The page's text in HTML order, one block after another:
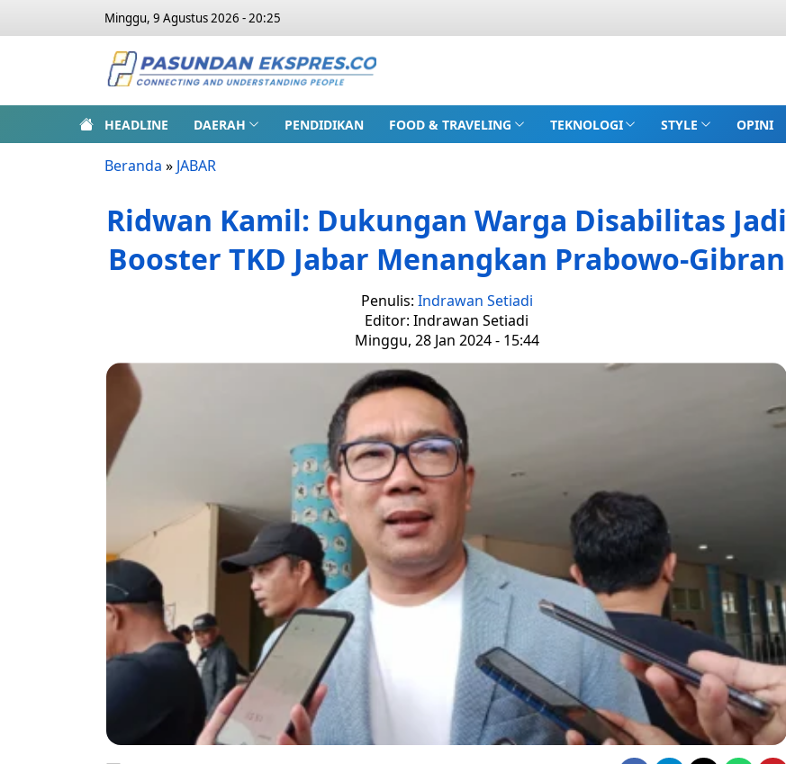
Minggu, 9 Agustus 2026 - 20:25
HEADLINE DAERAH PENDIDIKAN FOOD & TRAVELING TEKNOLOGI STYLE OPINI
Beranda » JABAR
Ridwan Kamil: Dukungan Warga Disabilitas Jadi
Booster TKD Jabar Menangkan Prabowo-Gibran
Penulis: Indrawan Setiadi
Editor: Indrawan Setiadi
Minggu, 28 Jan 2024 - 15:44